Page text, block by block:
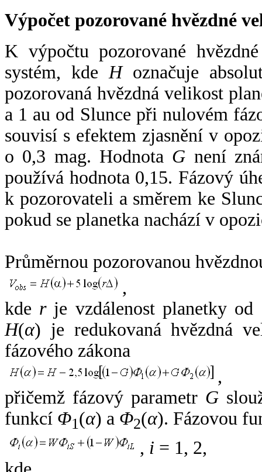
Výpočet pozorované hvězdné
K výpočtu pozorované
systém, kde Hoznačuje
pozorovaná hvězdná velikost
a 1 au od Slunce při nulovém
souvisí s efektem zjasnění v
o 0,3 mag. Hodnota G není
používá hodnota 0,15. Fázový
k pozorovateli a směrem ke
pokud se planetka nachází v
Průměrnou pozorovanou
,
kde rje vzdálenost planetky od
H(α) je redukovaná hvězdná
fázového zákona
,
přičemž fázový parametr G
funkcí Φ1(α) a Φ2(α). Fázovou
, i = 1, 2,